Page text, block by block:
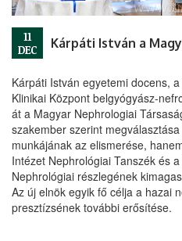
11
DEC
Kárpáti István egyetemi docens,
Klinikai Központ belgyógyász-
át a Magyar Nephrologiai
szakember szerint
munkájának az elismerése,
Intézet Nephrológiai Tanszék és
Nephrológiai részlegének
Az új elnök egyik fő célja a hazai
presztízsének további erősítése.